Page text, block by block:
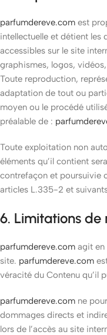
parfumdereve.com est
intellectuelle et détient les
accessibles sur le site
graphismes, logos,
Toute reproduction,
adaptation de tout ou
moyen ou le procédé
préalable de :
Toute exploitation non
éléments qu’il contient
contrefaçon et poursuivie
articles L.335-2 et
6. Limitations de
parfumdereve.com agit en
site. parfumdereve.com
véracité du Contenu qu’il
parfumdereve.com ne
dommages directs et
lors de l’accès au site